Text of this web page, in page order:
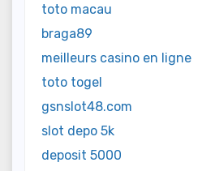
toto macau
braga89
meilleurs casino en ligne
toto togel
gsnslot48.com
slot depo 5k
deposit 5000